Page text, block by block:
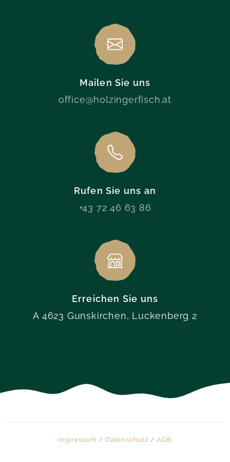
Mailen Sie uns
office@holzingerfisch.at
Rufen Sie uns an
+43 72 46 63 86
Erreichen Sie uns
A 4623 Gunskirchen, Luckenberg 2
Impressum / Datenschutz /AGB